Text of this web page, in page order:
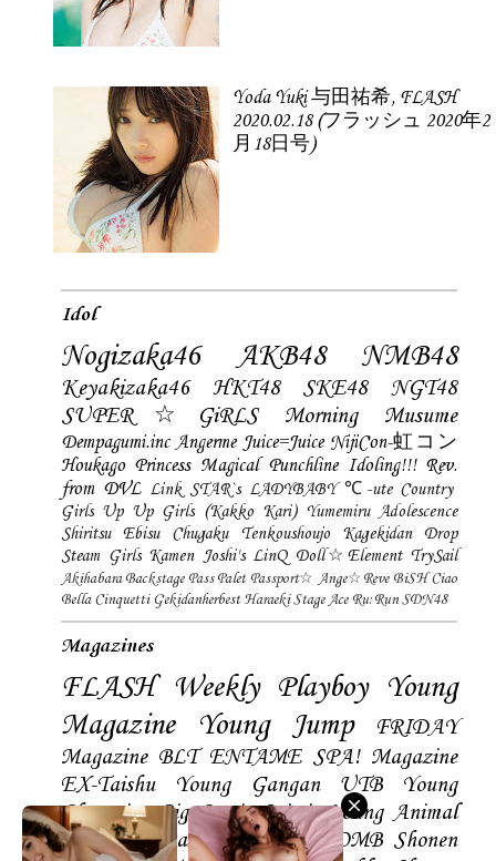
Yoda Yuki 与田祐希, FLASH
2020.02.18 (フラッシュ 2020年2
月18日号)
Idol
Nogizaka46 AKB48 NMB48
Keyakizaka46 HKT48 SKE48
NGT48
SUPER☆GiRLS
Morning Musume
Dempagumi.inc Angerme Juice=Juice NijiCon-虹コン
Houkago Princess Magical Punchline Idoling!!! Rev.
from DVL Link STAR`s LADYBABY ℃-ute Country
Girls Up Up Girls (Kakko Kari) Yumemiru Adolescence
Shiritsu Ebisu Chugaku
Tenkoushoujo Kagekidan
Drop
Steam Girls Kamen Joshi's LinQ Doll☆Element TrySail
Akihabara Backstage Pass Palet Passport☆ Ange☆Reve BiSH Ciao
Bella Cinquetti Gekidanherbest Haraeki Stage Ace Ru:Run SDN48
Magazines
FLASH Weekly Playboy Young
Magazine
Young Jump
FRIDAY
Magazine BLT ENTAME SPA! Magazine
EX-Taishu
Young Gangan UTB
Young
Champion Big Comic Spirtis Young Animal
Shonen Magazine BUBKA BOMB Shonen